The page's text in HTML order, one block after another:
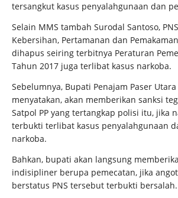
tersangkut kasus penyalahgunaan dan
Selain MMS tambah Surodal Santoso,
Kebersihan, Pertamanan dan
dihapus seiring terbitnya Peraturan
Tahun 2017 juga terlibat kasus narkoba.
Sebelumnya, Bupati Penajam Paser
menyatakan, akan memberikan sanksi
Satpol PP yang tertangkap polisi itu, jika
terbukti terlibat kasus penyalahgunaan
narkoba.
Bahkan, bupati akan langsung
indisipliner berupa pemecatan, jika
berstatus PNS tersebut terbukti